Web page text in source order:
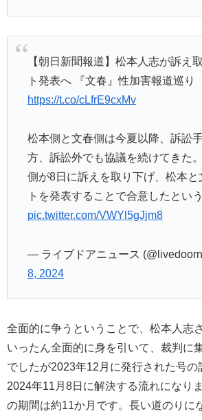
【朝日新聞報道】松本人志が訴え
ト発表へ 『文春』性加害報道巡り
https://t.co/cLfrE9cxMv
松本側と文春側は今夏以降、訴訟
方、訴訟外でも協議を続けてきた
側が8日に訴えを取り下げ、松本と
トを発表することで合意したという
pic.twitter.com/VWYl5gJjm8
— ライブドアニュース
8, 2024
全面的に争うということで、松本人志
いったん全面的に身を引いて、裁判に
でしたが2023年12月に発行された号の
2024年11月8日に解決する流れになり
の期間は約11か月です。長い道のりに